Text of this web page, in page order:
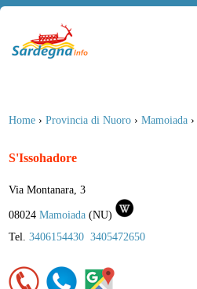
Home › Provincia di Nuoro › Mamoiada ›
S'Issohadore
Via Montanara, 3
08024 Mamoiada (NU)
Tel. 3406154430 3405472650